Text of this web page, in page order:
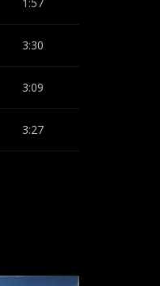
3:30
3:09
3:27